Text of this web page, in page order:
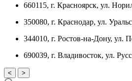
660115, г. Красноярск, ул.
350080, г. Краснодар, ул.
344010, г. Ростов-на-Дону, ул.
690039, г. Владивосток, ул.
< >